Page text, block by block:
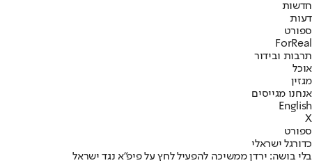
חדשות
דעות
ספורט
ForReal
תרבות ובידור
אוכל
מגזין
אנחנו מגייסים
English
X
ספורט
כדורגל ישראלי
בלי בושה: ירדן ממשיכה להפעיל לחץ על פיפ"א נגד ישראל